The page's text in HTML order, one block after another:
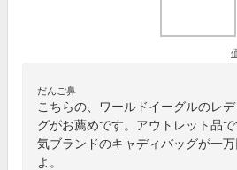
だんご鼻
こちらの、ワールドイーグルのレ
グがお薦めです。アウトレット品
気ブランドのキャディバッグが一
よ。